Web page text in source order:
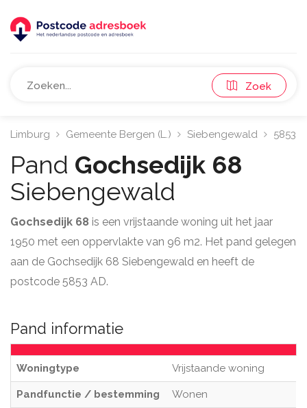
Zoek
Limburg Gemeente Bergen (L.) Siebengewald 5853
Pand Gochsedijk 68
Siebengewald
Gochsedijk 68 is een vrijstaande woning uit het jaar
1950 met een oppervlakte van 96 m2. Het pand gelegen
aan de Gochsedijk 68 Siebengewald en heeft de
postcode 5853 AD.
Pand informatie
Woningtype Vrijstaande woning
Pandfunctie / bestemming Wonen